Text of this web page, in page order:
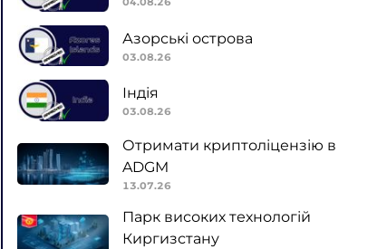
Азорські острова
03.08.26
Індія
03.08.26
Отримати криптоліцензію в
ADGM
13.07.26
Парк високих технологій
Киргизстану